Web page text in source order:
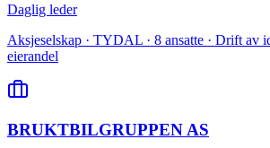
Daglig leder
Aksjeselskap · TYDAL · 8 ansatte · Drift av
eierandel
BRUKTBILGRUPPEN AS